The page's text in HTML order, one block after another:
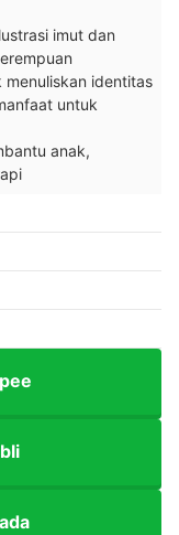
imut dan
menuliskan identitas
untuk
anak,